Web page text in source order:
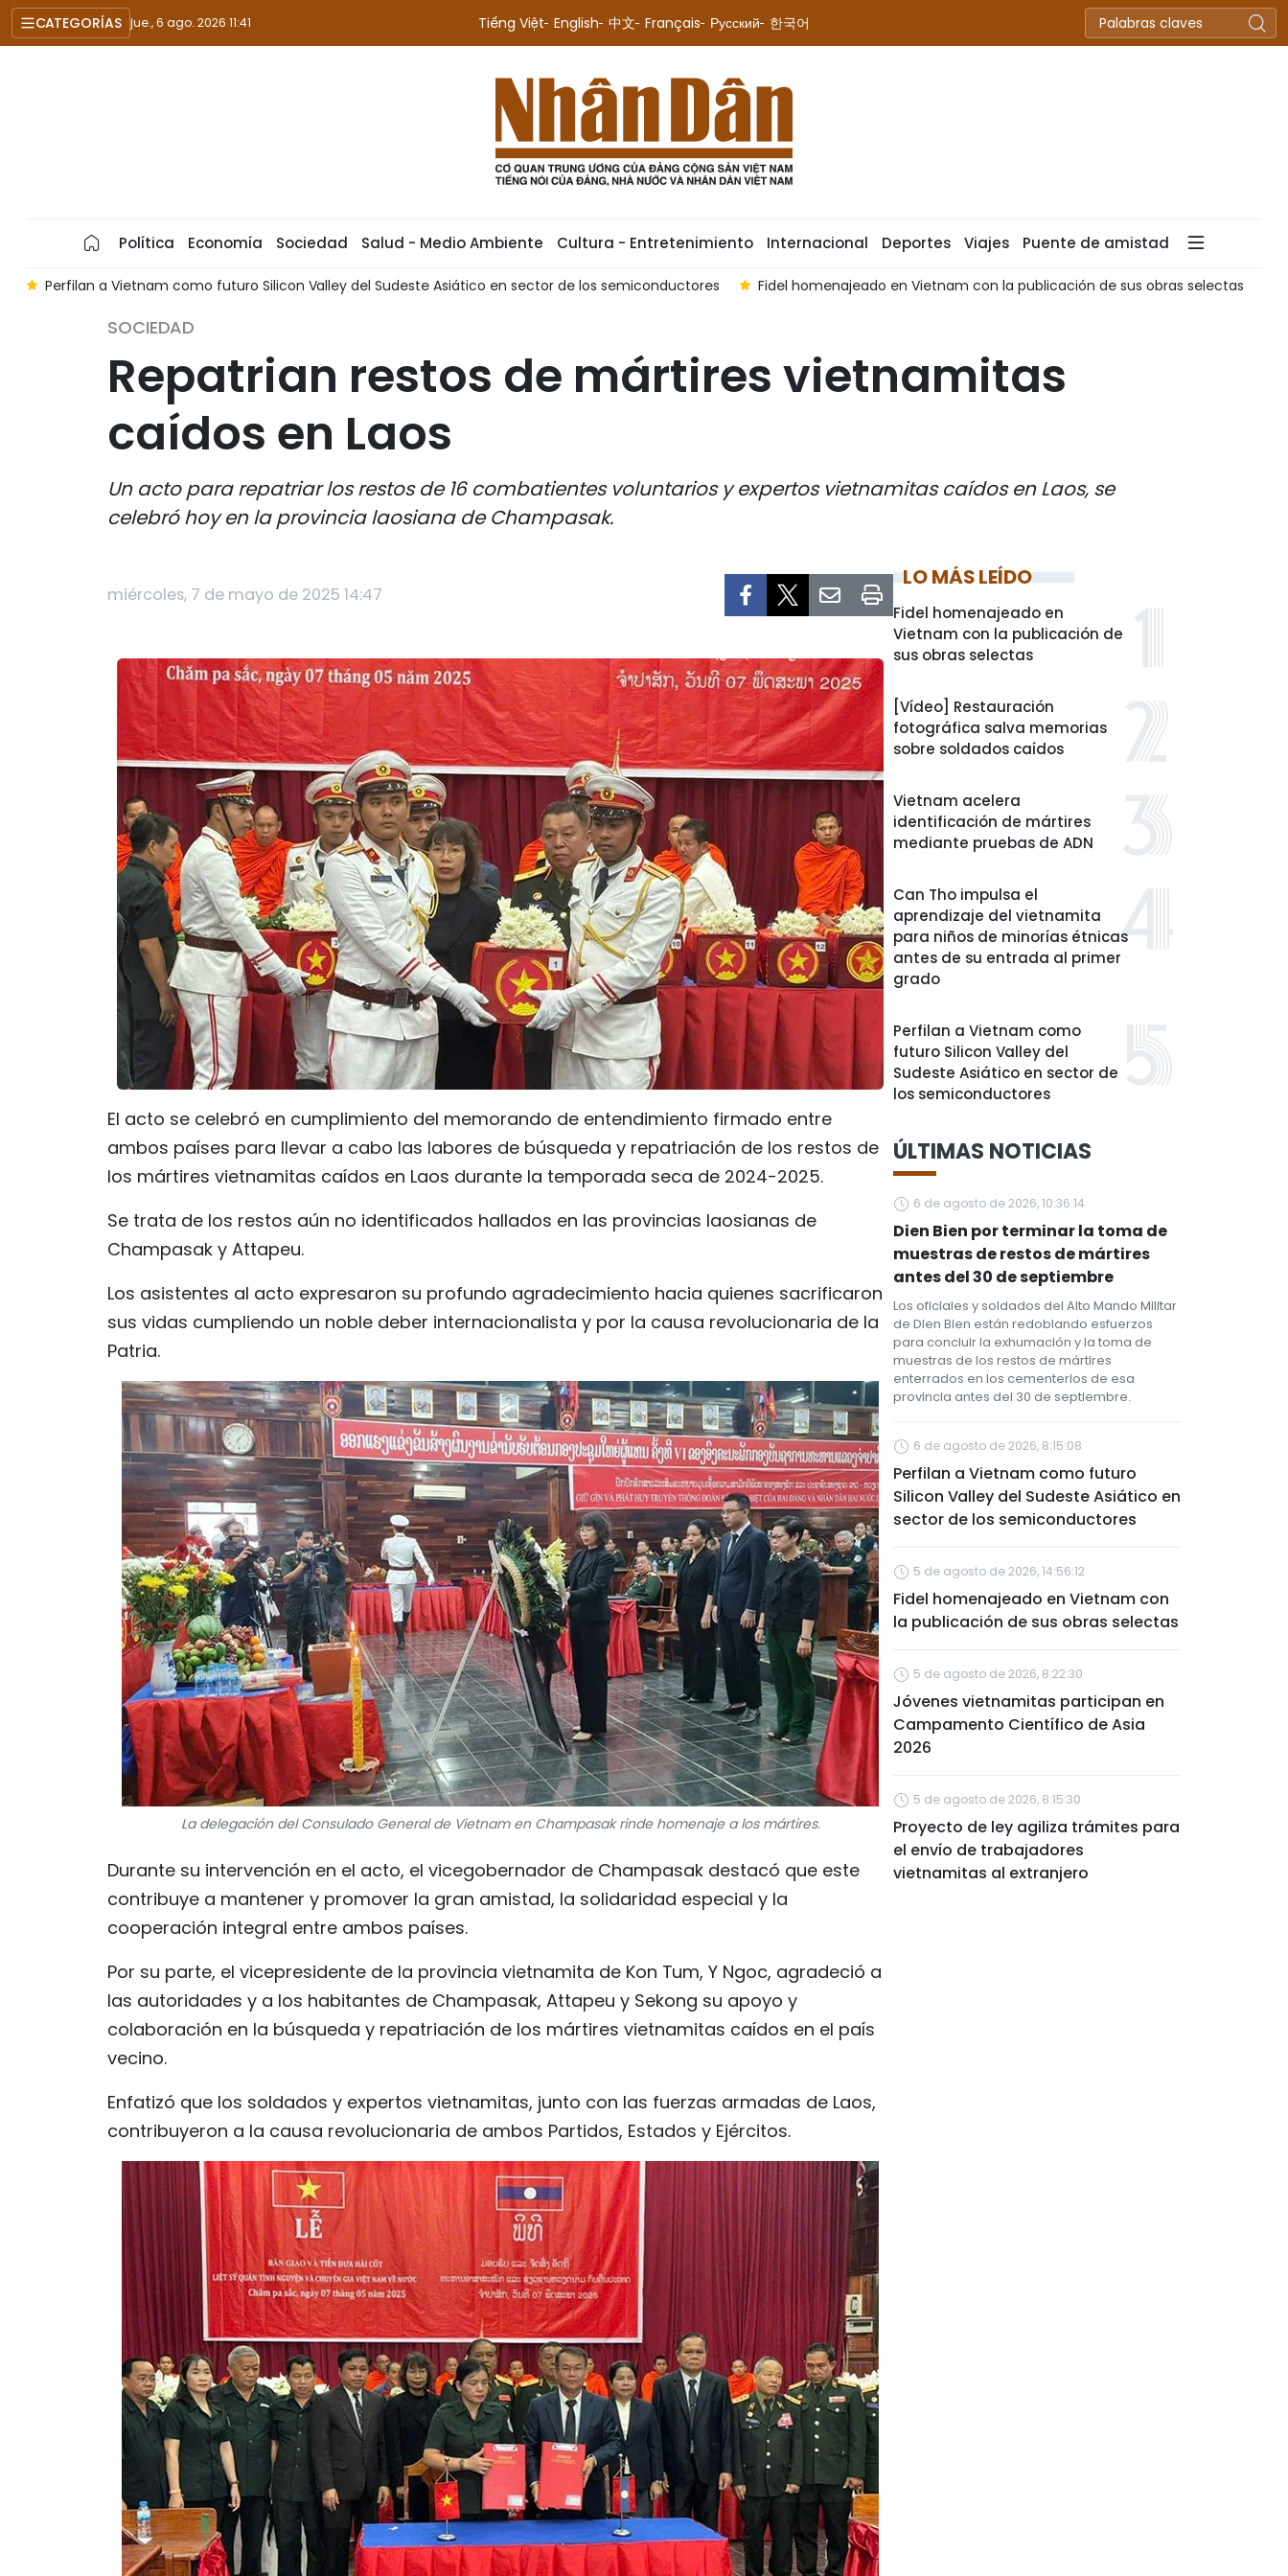
CATEGORÍAS jue., 6 ago. 2026 11:41 Tiếng Việt English 中文 Français Русский 한국어
Política Economía Sociedad Salud - Medio Ambiente Cultura - Entretenimiento Internacional Deportes Viajes Puente de amistad
Perfilan a Vietnam como futuro Silicon Valley del Sudeste Asiático en sector de los semiconductores Fidel homenajeado en Vietnam con la publicación de sus obras selectas
SOCIEDAD
Repatrian restos de mártires vietnamitas
caídos en Laos
Un acto para repatriar los restos de 16 combatientes voluntarios y expertos vietnamitas caídos en Laos, se
celebró hoy en la provincia laosiana de Champasak.
miércoles, 7 de mayo de 2025 14:47
El acto se celebró en cumplimiento del memorando de entendimiento firmado entre
ambos países para llevar a cabo las labores de búsqueda y repatriación de los restos de
los mártires vietnamitas caídos en Laos durante la temporada seca de 2024-2025.
Se trata de los restos aún no identificados hallados en las provincias laosianas de
Champasak y Attapeu.
Los asistentes al acto expresaron su profundo agradecimiento hacia quienes sacrificaron
sus vidas cumpliendo un noble deber internacionalista y por la causa revolucionaria de la
Patria.
La delegación del Consulado General de Vietnam en Champasak rinde homenaje a los mártires.
Durante su intervención en el acto, el vicegobernador de Champasak destacó que este
contribuye a mantener y promover la gran amistad, la solidaridad especial y la
cooperación integral entre ambos países.
Por su parte, el vicepresidente de la provincia vietnamita de Kon Tum, Y Ngoc, agradeció a
las autoridades y a los habitantes de Champasak, Attapeu y Sekong su apoyo y
colaboración en la búsqueda y repatriación de los mártires vietnamitas caídos en el país
vecino.
Enfatizó que los soldados y expertos vietnamitas, junto con las fuerzas armadas de Laos,
contribuyeron a la causa revolucionaria de ambos Partidos, Estados y Ejércitos.
LO MÁS LEÍDO
Fidel homenajeado en
Vietnam con la publicación de
sus obras selectas
[Vídeo] Restauración
fotográfica salva memorias
sobre soldados caídos
Vietnam acelera
identificación de mártires
mediante pruebas de ADN
Can Tho impulsa el
aprendizaje del vietnamita
para niños de minorías étnicas
antes de su entrada al primer
grado
Perfilan a Vietnam como
futuro Silicon Valley del
Sudeste Asiático en sector de
los semiconductores
ÚLTIMAS NOTICIAS
6 de agosto de 2026, 10:36:14
Dien Bien por terminar la toma de
muestras de restos de mártires
antes del 30 de septiembre
Los oficiales y soldados del Alto Mando Militar
de Dien Bien están redoblando esfuerzos
para concluir la exhumación y la toma de
muestras de los restos de mártires
enterrados en los cementerios de esa
provincia antes del 30 de septiembre.
6 de agosto de 2026, 8:15:08
Perfilan a Vietnam como futuro
Silicon Valley del Sudeste Asiático en
sector de los semiconductores
5 de agosto de 2026, 14:56:12
Fidel homenajeado en Vietnam con
la publicación de sus obras selectas
5 de agosto de 2026, 8:22:30
Jóvenes vietnamitas participan en
Campamento Científico de Asia
2026
5 de agosto de 2026, 8:15:30
Proyecto de ley agiliza trámites para
el envío de trabajadores
vietnamitas al extranjero